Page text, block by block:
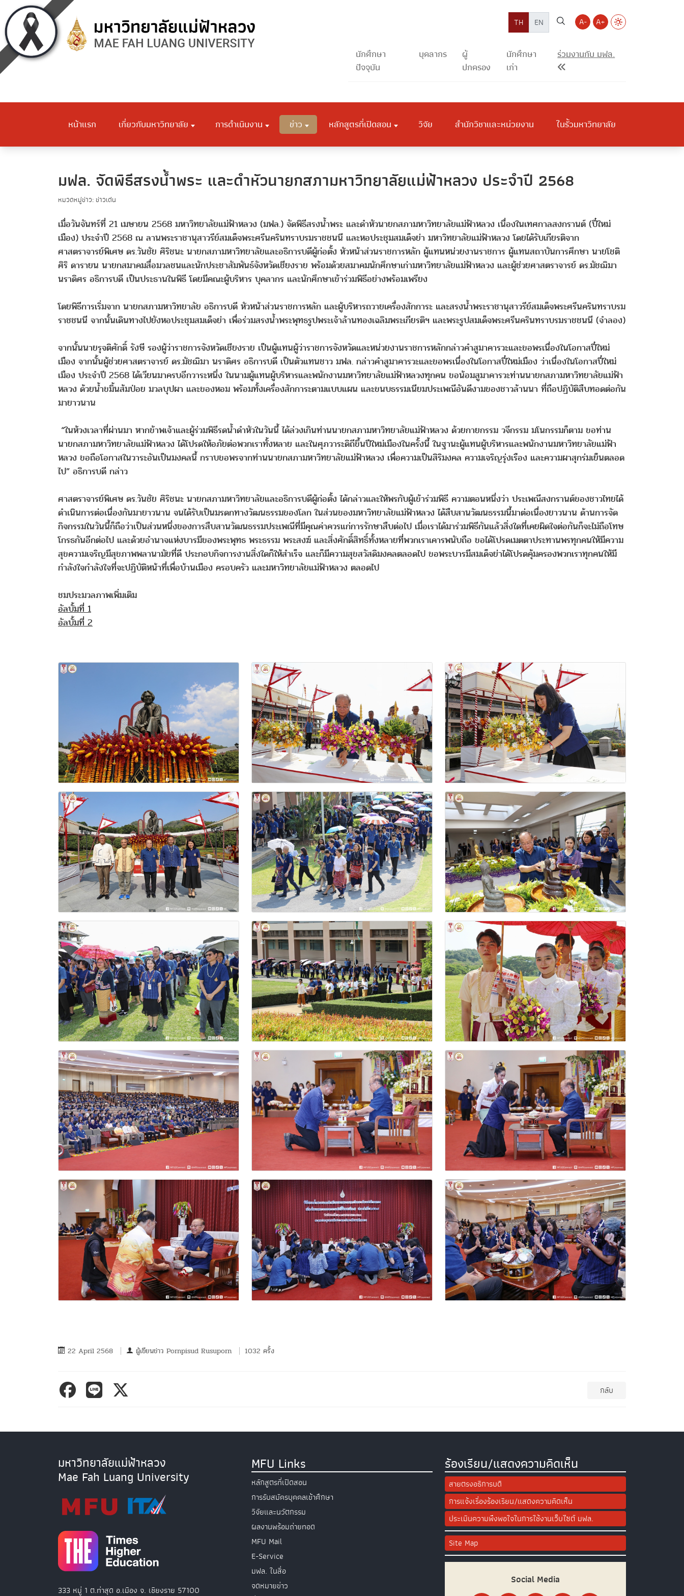
TH EN A- A+
นักศึกษา
ปัจจุบัน
บุคลากร
ผู้
ปกครอง
นักศึกษา
เก่า
ร่วมงานกับ มฟล.
หน้าแรก เกี่ยวกับมหาวิทยาลัย การดำเนินงาน ข่าว หลักสูตรที่เปิดสอน วิจัย สำนักวิชาและหน่วยงาน ในรั้วมหาวิทยาลัย
มฟล. จัดพิธีสรงน้ำพระ และดำหัวนายกสภามหาวิทยาลัยแม่ฟ้าหลวง ประจำปี 2568
หมวดหมู่ข่าว: ข่าวเด่น
เมื่อวันจันทร์ที่ 21 เมษายน 2568 มหาวิทยาลัยแม่ฟ้าหลวง (มฟล.) จัดพิธีสรงน้ำพระ และดำหัวนายกสภามหาวิทยาลัยแม่ฟ้าหลวง เนื่องในเทศกาลสงกรานต์ (ปี๋ใหม่
เมือง) ประจำปี 2568 ณ ลานพระราชานุสาวรีย์สมเด็จพระศรีนครินทราบรมราชชนนี และหอประชุมสมเด็จย่า มหาวิทยาลัยแม่ฟ้าหลวง โดยได้รับเกียรติจาก
ศาสตราจารย์พิเศษ ดร.วันชัย ศิริชนะ นายกสภามหาวิทยาลัยและอธิการบดีผู้ก่อตั้ง หัวหน้าส่วนราชการหลัก ผู้แทนหน่วยงานราชการ ผู้แทนสถาบันการศึกษา นายโชติ
ศิริ ดารายน นายกสมาคมสื่อมวลชนและนักประชาสัมพันธ์จังหวัดเชียงราย พร้อมด้วยสมาคมนักศึกษาเก่ามหาวิทยาลัยแม่ฟ้าหลวง และผู้ช่วยศาสตราจารย์ ดร.มัชฌิมา
นราดิศร อธิการบดี เป็นประธานในพิธี โดยมีคณะผู้บริหาร บุคลากร และนักศึกษาเข้าร่วมพิธีอย่างพร้อมเพรียง
โดยพิธีการเริ่มจาก นายกสภามหาวิทยาลัย อธิการบดี หัวหน้าส่วนราชการหลัก และผู้บริหารถวายเครื่องสักการะ และสรงน้ำพระราชานุสาวรีย์สมเด็จพระศรีนครินทราบรม
ราชชนนี จากนั้นเดินทางไปยังหอประชุมสมเด็จย่า เพื่อร่วมสรงน้ำพระพุทธรูปพระเจ้าล้านทองเฉลิมพระเกียรติฯ และพระรูปสมเด็จพระศรีนครินทราบรมราชชนนี (จำลอง)
จากนั้นนายรุจติศักดิ์ รังษี รองผู้ว่าราชการจังหวัดเชียงราย เป็นผู้แทนผู้ว่าราชการจังหวัดและหน่วยงานราชการหลักกล่าวคําสูมาคารวะและขอพรเนื่องในโอกาสปี๋ใหม่
เมือง จากนั้นผู้ช่วยศาสตราจารย์ ดร.มัชฌิมา นราดิศร อธิการบดี เป็นตัวแทนชาว มฟล. กล่าวคําสูมาคารวะและขอพรเนื่องในโอกาสปี๋ใหม่เมือง ว่าเนื่องในโอกาสปี๋ใหม่
เมือง ประจำปี 2568 ได้เวียนมาครบอีกวาระหนึ่ง ในนามผู้แทนผู้บริหารและพนักงานมหาวิทยาลัยแม่ฟ้าหลวงทุกคน ขอน้อมสูมาคารวะท่านนายกสภามหาวิทยาลัยแม่ฟ้า
หลวง ด้วยน้ำขมิ้นส้มป่อย มวลบุปผา และของหอม พร้อมทั้งเครื่องสักการะตามแบบแผน และขนบธรรมเนียมประเพณีอันดีงามของชาวล้านนา ที่ถือปฏิบัติสืบทอดต่อกัน
มายาวนาน
“ในห้วงเวลาที่ผ่านมา หากข้าพเจ้าและผู้ร่วมพิธีรดน้ำดำหัวในวันนี้ ได้ล่วงเกินท่านนายกสภามหาวิทยาลัยแม่ฟ้าหลวง ด้วยกายกรรม วจีกรรม มโนกรรมก็ตาม ขอท่าน
นายกสภามหาวิทยาลัยแม่ฟ้าหลวง ได้โปรดให้อภัยต่อพวกเราทั้งหลาย และในศุภวาระดิถีขึ้นปีใหม่เมืองในครั้งนี้ ในฐานะผู้แทนผู้บริหารและพนักงานมหาวิทยาลัยแม่ฟ้า
หลวง ขอถือโอกาสในวาระอันเป็นมงคลนี้ กราบขอพรจากท่านนายกสภามหาวิทยาลัยแม่ฟ้าหลวง เพื่อความเป็นสิริมงคล ความเจริญรุ่งเรือง และความผาสุกร่มเย็นตลอด
ไป” อธิการบดี กล่าว
ศาสตราจารย์พิเศษ ดร.วันชัย ศิริชนะ นายกสภามหาวิทยาลัยและอธิการบดีผู้ก่อตั้ง ได้กล่าวและให้พรกับผู้เข้าร่วมพิธี ความตอนหนึ่งว่า ประเพณีสงกรานต์ของชาวไทยได้
ดำเนินการต่อเนื่องกันมายาวนาน จนได้รับเป็นมรดกทางวัฒนธรรมของโลก ในส่วนของมหาวิทยาลัยแม่ฟ้าหลวง ได้สืบสานวัฒนธรรมนี้มาต่อเนื่องยาวนาน ด้านการจัด
กิจกรรมในวันนี้ก็ถือว่าเป็นส่วนหนึ่งของการสืบสานวัฒนธรรมประเพณีที่มีคุณค่าควรแก่การรักษาสืบต่อไป เมื่อเราได้มาร่วมพิธีกันแล้วสิ่งใดที่เคยผิดใจต่อกันก็จะไม่ถือโทษ
โกรธกันอีกต่อไป และด้วยอำนาจแห่งบารมีของพระพุทธ พระธรรม พระสงฆ์ และสิ่งศักดิ์สิทธิ์ทั้งหลายที่พวกเราเคารพนับถือ ขอได้โปรดเมตตาประทานพรทุกคนให้มีความ
สุขความเจริญมีสุขภาพพลานามัยที่ดี ประกอบกิจการงานสิ่งใดก็ให้สำเร็จ และก็มีความสุขสวัสดิมงคลตลอดไป ขอพระบารมีสมเด็จย่าได้โปรดคุ้มครองพวกเราทุกคนให้มี
กำลังใจกำลังใจที่จะปฏิบัติหน้าที่เพื่อบ้านเมือง ครอบครัว และมหาวิทยาลัยแม่ฟ้าหลวง ตลอดไป
ชมประมวลภาพเพิ่มเติม
อัลบั้มที่ 1
อัลบั้มที่ 2
22 April 2568 ผู้เขียนข่าว Pornpisud Rusuporn 1032 ครั้ง
กลับ
มหาวิทยาลัยแม่ฟ้าหลวง
Mae Fah Luang University
333 หมู่ 1 ต.ท่าสุด อ.เมือง จ. เชียงราย 57100
MFU Links
หลักสูตรที่เปิดสอน
การรับสมัครบุคคลเข้าศึกษา
วิจัยและนวัตกรรม
ผลงานพร้อมถ่ายทอด
MFU Mail
E-Service
มฟล. ในสื่อ
จดหมายข่าว
ร้องเรียน/แสดงความคิดเห็น
สายตรงอธิการบดี
การแจ้งเรื่องร้องเรียน/แสดงความคิดเห็น
ประเมินความพึงพอใจในการใช้งานเว็บไซต์ มฟล.
Site Map
Social Media